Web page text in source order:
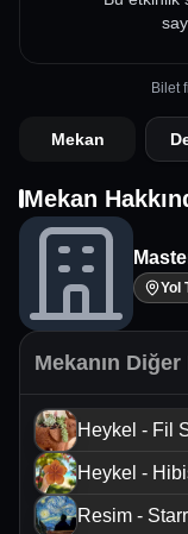
Bilet
Mekan
Mekan
Yol
Mekanın
Heykel - Fil
Heykel -
Resim -